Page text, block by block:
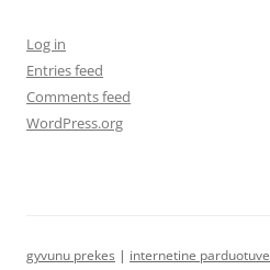
Log in
Entries feed
Comments feed
WordPress.org
gyvunu prekes | internetine parduotuve